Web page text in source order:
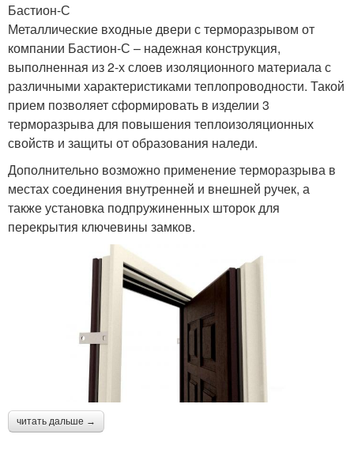
Бастион-С
Металлические входные двери с терморазрывом от
компании Бастион-С – надежная конструкция,
выполненная из 2-х слоев изоляционного материала с
различными характеристиками теплопроводности. Такой
прием позволяет сформировать в изделии 3
терморазрыва для повышения теплоизоляционных
свойств и защиты от образования наледи.
Дополнительно возможно применение терморазрыва в
местах соединения внутренней и внешней ручек, а
также установка подпружиненных шторок для
перекрытия ключевины замков.
читать дальше →